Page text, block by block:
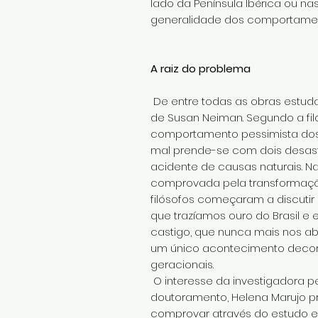
lado da Península Ibérica ou
generalidade dos
A raiz do problema
De entre todas as obras
de Susan Neiman. Segundo a
comportamento pessimista
mal prende-se com dois
acidente de causas naturais.
comprovada pela
filósofos começaram a discutir
que trazíamos ouro do Brasil e
castigo, que nunca mais nos
um único acontecimento
geracionais.
O interesse da investigadora
doutoramento, Helena Marujo
comprovar através do estudo